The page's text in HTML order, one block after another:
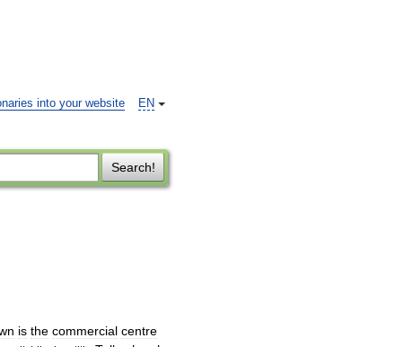
EN
into your website
Search!
is the commercial centre